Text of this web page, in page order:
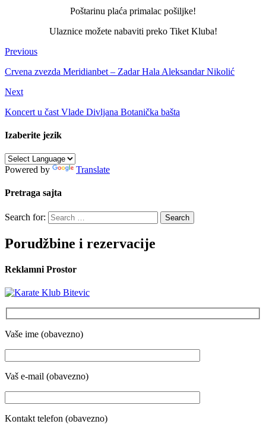
Poštarinu plaća primalac pošiljke!
Ulaznice možete nabaviti preko Tiket Kluba!
Previous
Crvena zvezda Meridianbet – Zadar Hala Aleksandar Nikolić
Next
Koncert u čast Vlade Divljana Botanička bašta
Izaberite jezik
Powered by Translate
Pretraga sajta
Search for:
Porudžbine i rezervacije
Reklamni Prostor
Vaše ime (obavezno)
Vaš e-mail (obavezno)
Kontakt telefon (obavezno)